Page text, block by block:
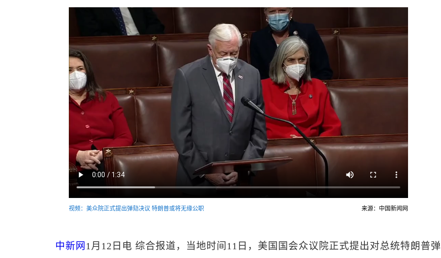
视频：美众院正式提出弹劾决议 特朗普或将无缘公职 来源：中国新闻网
中新网 1月12日电 综合报道，当地时间11日，美国国会众议院正式提出对总统特朗普弹